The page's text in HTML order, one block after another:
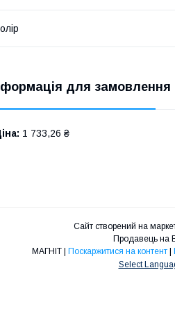
для замовлення
1 733,26 ₴
Сайт створений на
Продавець на
МАГНІТ | Поскаржитися на контент |
Select